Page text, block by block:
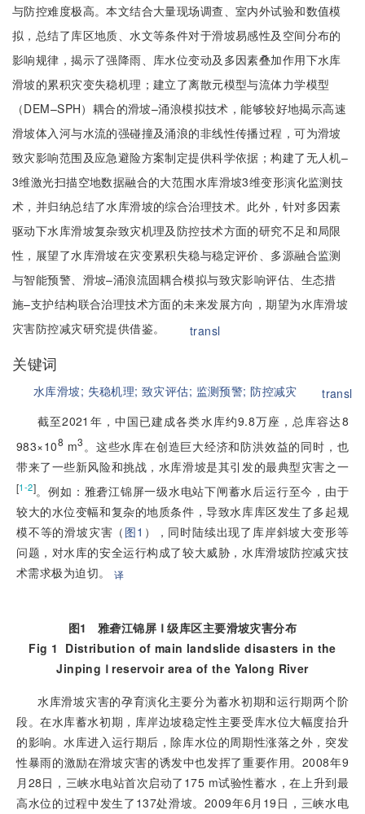
与防控难度极高。本文结合大量现场调查、室内外试验和数值模
拟，总结了库区地质、水文等条件对于滑坡易感性及空间分布的
影响规律，揭示了强降雨、库水位变动及多因素叠加作用下水库
滑坡的累积灾变失稳机理；建立了离散元模型与流体力学模型
（DEM–SPH）耦合的滑坡–涌浪模拟技术，能够较好地揭示高速
滑坡体入河与水流的强碰撞及涌浪的非线性传播过程，可为滑坡
致灾影响范围及应急避险方案制定提供科学依据；构建了无人机–
3维激光扫描空地数据融合的大范围水库滑坡3维变形演化监测技
术，并归纳总结了水库滑坡的综合治理技术。此外，针对多因素
驱动下水库滑坡复杂致灾机理及防控技术方面的研究不足和局限
性，展望了水库滑坡在灾变累积失稳与稳定评价、多源融合监测
与智能预警、滑坡–涌浪流固耦合模拟与致灾影响评估、生态措
施–支护结构联合治理技术方面的未来发展方向，期望为水库滑坡
灾害防控减灾研究提供借鉴。
transl
关键词
水库滑坡; 失稳机理;致灾评估; 监测预警;防控减灾
transl
截至2021年，中国已建成各类水库约9.8万座，总库容达8
983×108 m3 。这些水库在创造巨大经济和防洪效益的同时，也
带来了一些新风险和挑战，水库滑坡是其引发的最典型灾害之一
[1-2]。例如：雅砻江锦屏一级水电站下闸蓄水后运行至今，由于
较大的水位变幅和复杂的地质条件，导致水库库区发生了多起规
模不等的滑坡灾害（ 图1 ），同时陆续出现了库岸斜坡大变形等
问题，对水库的安全运行构成了较大威胁，水库滑坡防控减灾技
术需求极为迫切。
译
图1
雅砻江锦屏 Ⅰ 级库区主要滑坡灾害分布
Fig 1 Distribution of main landslide disasters in the
Jinping Ⅰ reservoir area of the Yalong River
水库滑坡灾害的孕育演化主要分为蓄水初期和运行期两个阶
段。在水库蓄水初期，库岸边坡稳定性主要受库水位大幅度抬升
的影响。水库进入运行期后，除库水位的周期性涨落之外，突发
性暴雨的激励在滑坡灾害的诱发中也发挥了重要作用。2008年9
月28日，三峡水电站首次启动了175 m试验性蓄水，在上升到最
高水位的过程中发生了137处滑坡。2009年6月19日，三峡水电